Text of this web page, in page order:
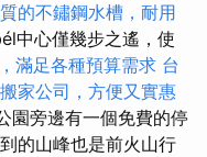
的不鏽鋼水槽，耐用
中心僅幾步之遙，使
滿足各種預算需求 台
家公司，方便又實惠
園旁邊有一個免費的停
的山峰也是前火山行